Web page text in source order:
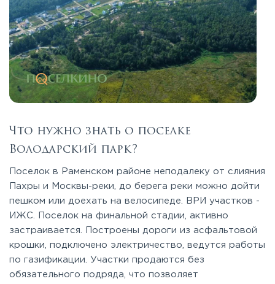
Что нужно знать о поселке
Володарский парк?
Поселок в Раменском районе неподалеку от слияния
Пахры и Москвы-реки, до берега реки можно дойти
пешком или доехать на велосипеде. ВРИ участков -
ИЖС. Поселок на финальной стадии, активно
застраивается. Построены дороги из асфальтовой
крошки, подключено электричество, ведутся работы
по газификации. Участки продаются без
обязательного подряда, что позволяет